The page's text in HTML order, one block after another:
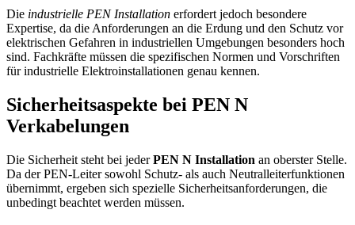
Die industrielle PEN Installation erfordert jedoch besondere
Expertise, da die Anforderungen an die Erdung und den Schutz vor
elektrischen Gefahren in industriellen Umgebungen besonders hoch
sind. Fachkräfte müssen die spezifischen Normen und Vorschriften
für industrielle Elektroinstallationen genau kennen.
Sicherheitsaspekte bei PEN N
Verkabelungen
Die Sicherheit steht bei jederPEN N Installation an oberster Stelle.
Da der PEN-Leiter sowohl Schutz- als auch Neutralleiterfunktionen
übernimmt, ergeben sich spezielle Sicherheitsanforderungen, die
unbedingt beachtet werden müssen.